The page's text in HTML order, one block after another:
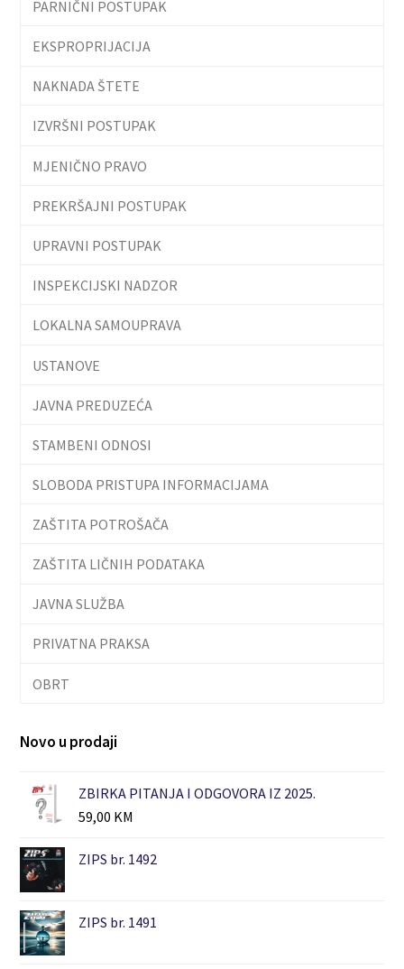
PARNIČNI POSTUPAK
EKSPROPRIJACIJA
NAKNADA ŠTETE
IZVRŠNI POSTUPAK
MJENIČNO PRAVO
PREKRŠAJNI POSTUPAK
UPRAVNI POSTUPAK
INSPEKCIJSKI NADZOR
LOKALNA SAMOUPRAVA
USTANOVE
JAVNA PREDUZEĆA
STAMBENI ODNOSI
SLOBODA PRISTUPA INFORMACIJAMA
ZAŠTITA POTROŠAČA
ZAŠTITA LIČNIH PODATAKA
JAVNA SLUŽBA
PRIVATNA PRAKSA
OBRT
Novo u prodaji
ZBIRKA PITANJA I ODGOVORA IZ 2025.
59,00 KM
ZIPS br. 1492
ZIPS br. 1491